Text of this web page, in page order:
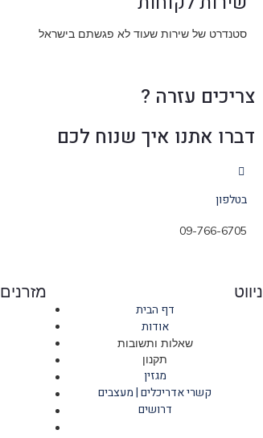
סטנדרט של שירות שעוד לא פגשתם בישראל
צריכים עזרה ?
דברו אתנו איך שנוח לכם
בטלפון
09-766-6705
ניווט
דף הבית
אודות
שאלות ותשובות
תקנון
מגזין
קשרי אדריכלים | מעצבים
דרושים
מזרנים